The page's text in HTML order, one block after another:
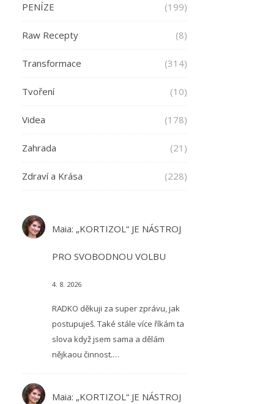
PENÍZE (199)
Raw Recepty (8)
Transformace (314)
Tvoření (10)
Videa (178)
Zahrada (21)
Zdraví a Krása (228)
Maia: „KORTIZOL“ JE NÁSTROJ
PRO SVOBODNOU VOLBU
4. 8. 2026
RADKO děkuji za super zprávu, jak
postupuješ. Také stále více říkám ta
slova když jsem sama a dělám
nějkaou činnost.…
Maia: „KORTIZOL“ JE NÁSTROJ